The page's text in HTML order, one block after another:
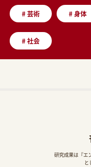
#芸術 #身体
#社会
研究成果は『エ